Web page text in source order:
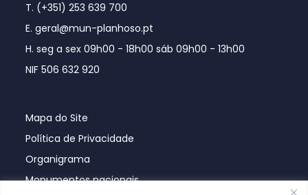
T. (+351) 253 639 700
E. geral@mun-planhoso.pt
H. seg a sex 09h00 - 18h00 sáb 09h00 - 13h00
NIF 506 632 920
Mapa do Site
Política de Privacidade
Organigrama
Monumentos nacionais